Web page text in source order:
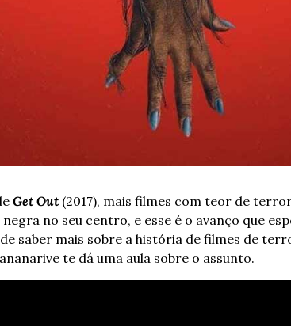
Get Out (2017), mais filmes com teor de
no seu centro, e esse é o avanço que
saber mais sobre a história de filmes de
te dá uma aula sobre o assunto.